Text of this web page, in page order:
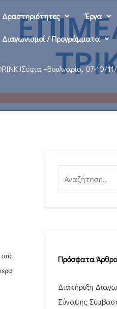
‘Εργα
Διαγωνισμοί / Προγράμματα
(Σόφια –Βουλγαρία, 07-10/
στις
Πρόσφατα
Διακήρυξη
Σύναψης